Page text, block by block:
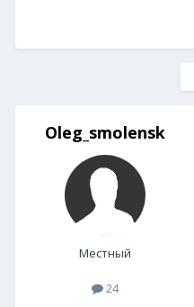
Oleg_smolensk
Местный
24